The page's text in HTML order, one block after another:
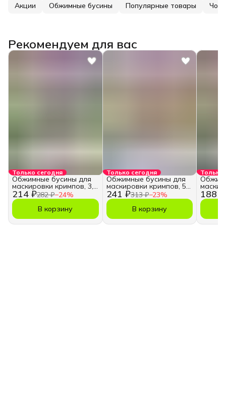
Акции Обжимные бусины Популярные товары
Рекомендуем для вас
Только сегодня
214 ₽282 ₽−24%
Обжимные бусины для
маскировки кримпов, 3,5
мм.
В корзину
Только сегодня
241 ₽313 ₽−23%
Обжимные бусины для
маскировки кримпов, 5
мм.
В корзину
Только
188 ₽
мм.